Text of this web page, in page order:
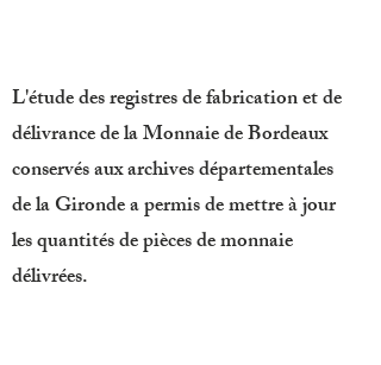
L'étude des registres de fabrication et de
délivrance de la Monnaie de Bordeaux
conservés aux archives départementales
de la Gironde a permis de mettre à jour
les quantités de pièces de monnaie
délivrées.